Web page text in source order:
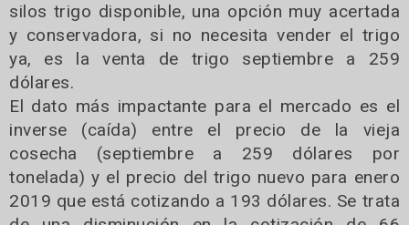
silos trigo disponible, una opción muy acertada
y conservadora, si no necesita vender el trigo
ya, es la venta de trigo septiembre a 259
dólares.
El dato más impactante para el mercado es el
inverse (caída) entre el precio de la vieja
cosecha (septiembre a 259 dólares por
tonelada) y el precio del trigo nuevo para enero
2019 que está cotizando a 193 dólares. Se trata